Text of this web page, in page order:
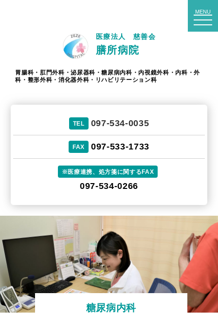
MENU
医療法人 慈善会
膳所病院
胃腸科・肛門外科・泌尿器科・糖尿病内科・内視鏡外科・内科・外
科・整形外科・消化器外科・リハビリテーション科
TEL 097-534-0035
FAX 097-533-1733
※医療連携、処方箋に関するFAX
097-534-0266
糖尿病内科